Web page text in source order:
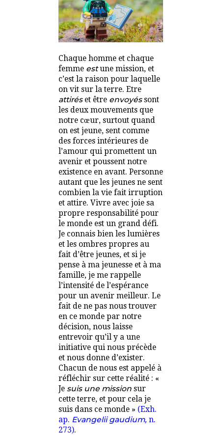
Chaque homme et chaque
femme estune mission, et
c’est la raison pour laquelle
on vit sur la terre. Etre
attirés et être envoyéssont
les deux mouvements que
notre cœur, surtout quand
on est jeune, sent comme
des forces intérieures de
l’amour qui promettent un
avenir et poussent notre
existence en avant. Personne
autant que les jeunes ne sent
combien la vie fait irruption
et attire. Vivre avec joie sa
propre responsabilité pour
le monde est un grand défi.
Je connais bien les lumières
et les ombres propres au
fait d’être jeunes, et si je
pense à ma jeunesse et à ma
famille, je me rappelle
l’intensité de l’espérance
pour un avenir meilleur. Le
fait de ne pas nous trouver
en ce monde par notre
décision, nous laisse
entrevoir qu’il y a une
initiative qui nous précède
et nous donne d’exister.
Chacun de nous est appelé à
réfléchir sur cette réalité : «
Jesuis une mission sur
cette terre, et pour cela je
suis dans ce monde » (Exh.
ap. Evangelii gaudium,n.
273).